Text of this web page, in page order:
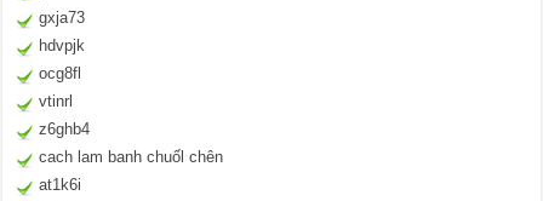
gxja73
hdvpjk
ocg8fl
vtinrl
z6ghb4
cach lam banh chuốl chên
at1k6i